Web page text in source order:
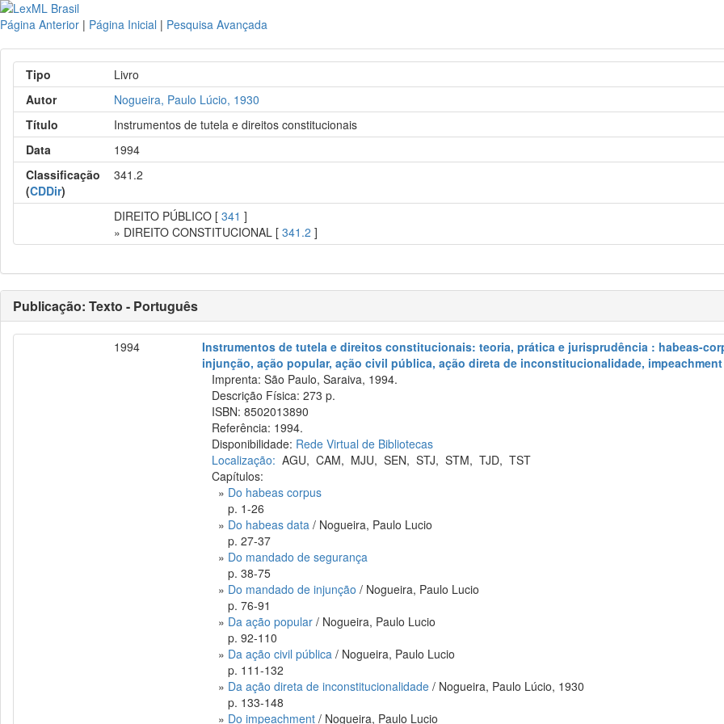
Página Anterior | Página Inicial | Pesquisa Avançada
Tipo
Livro
Autor
Nogueira, Paulo Lúcio, 1930
Título
Instrumentos de tutela e direitos constitucionais
Data
1994
Classificação
(CDDir)
341.2
DIREITO PÚBLICO [341 ]
» DIREITO CONSTITUCIONAL [341.2 ]
Publicação: Texto - Português
1994
Instrumentos de tutela e direitos constitucionais: teoria, prática e jurisprudência : habeas-
injunção, ação popular, ação civil pública, ação direta de inconstitucionalidade, impeachment
Imprenta: São Paulo, Saraiva, 1994.
Descrição Física: 273 p.
ISBN: 8502013890
Referência: 1994.
Disponibilidade: Rede Virtual de Bibliotecas
Localização: AGU,CAM, MJU,SEN,STJ,STM,TJD,TST
Capítulos:
» Do habeas corpus
p. 1-26
» Do habeas data / Nogueira, Paulo Lucio
p. 27-37
» Do mandado de segurança
p. 38-75
» Do mandado de injunção / Nogueira, Paulo Lucio
p. 76-91
» Da ação popular / Nogueira, Paulo Lucio
p. 92-110
» Da ação civil pública / Nogueira, Paulo Lucio
p. 111-132
» Da ação direta de inconstitucionalidade / Nogueira, Paulo Lúcio, 1930
p. 133-148
» Do impeachment / Nogueira, Paulo Lucio